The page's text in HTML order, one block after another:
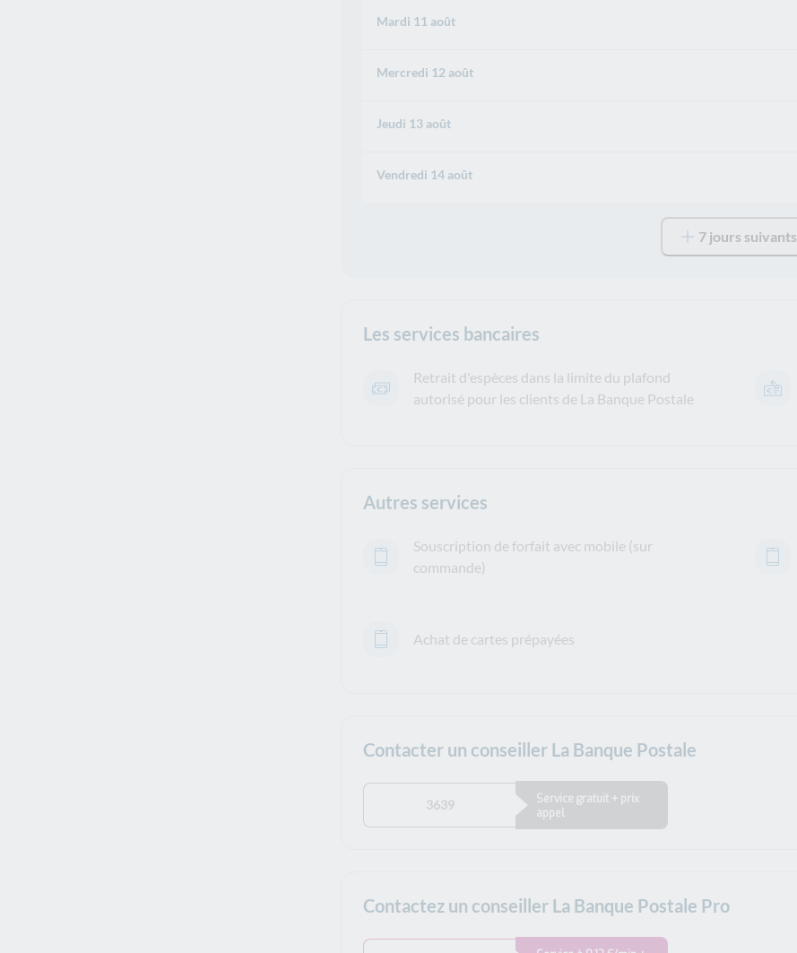
Mardi 11 août
Mercredi 12 août
Jeudi 13 août
Vendredi 14 août
7 jours suivants
Les services bancaires
Retrait d'espèces dans la limite du plafond
autorisé pour les clients de La Banque Postale
Autres services
Souscription de forfait avec mobile (sur
commande)
Achat de cartes prépayées
Contacter un conseiller La Banque Postale
3639
Service gratuit + prix
appel
Contactez un conseiller La Banque Postale Pro